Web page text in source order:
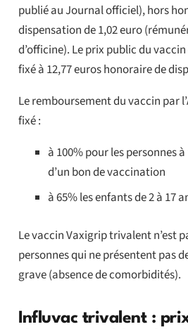
publié au Journal officiel), hors
dispensation de 1,02 euro
d’officine). Le prix public du
fixé à 12,77 euros honoraire de
Le remboursement du vaccin par
fixé :
à 100% pour les personnes
d’un bon de vaccination
à 65% les enfants de 2 à 17
Le vaccin Vaxigrip trivalent n’est
personnes qui ne présentent pas
grave (absence de comorbidités).
Influvac trivalent :